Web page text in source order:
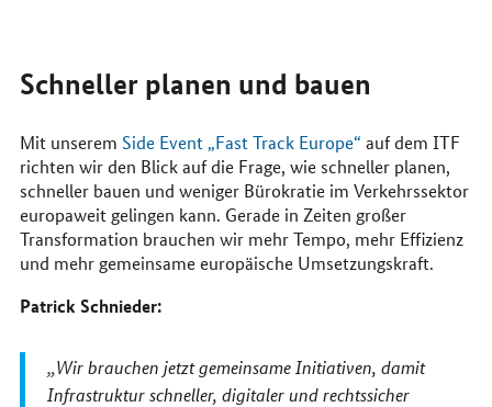
Schneller planen und bauen
Mit unserem Side Event „Fast Track Europe“ auf dem ITF
richten wir den Blick auf die Frage, wie schneller planen,
schneller bauen und weniger Bürokratie im Verkehrssektor
europaweit gelingen kann. Gerade in Zeiten großer
Transformation brauchen wir mehr Tempo, mehr Effizienz
und mehr gemeinsame europäische Umsetzungskraft.
Patrick Schnieder:
Wir brauchen jetzt gemeinsame Initiativen, damit
Infrastruktur schneller, digitaler und rechtssicher